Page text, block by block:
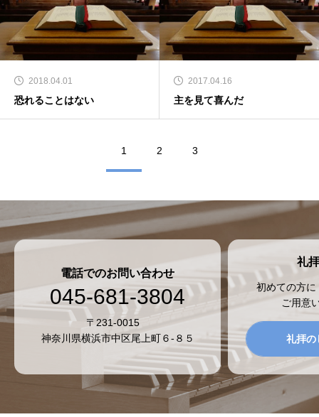
2018.04.01
恐れることはない
2017.04.16
主を見て喜んだ
1 2 3
電話でのお問い合わせ
045-681-3804
〒231-0015
神奈川県横浜市中区尾上町６-８５
礼
初めての方
ご用意
礼拝の